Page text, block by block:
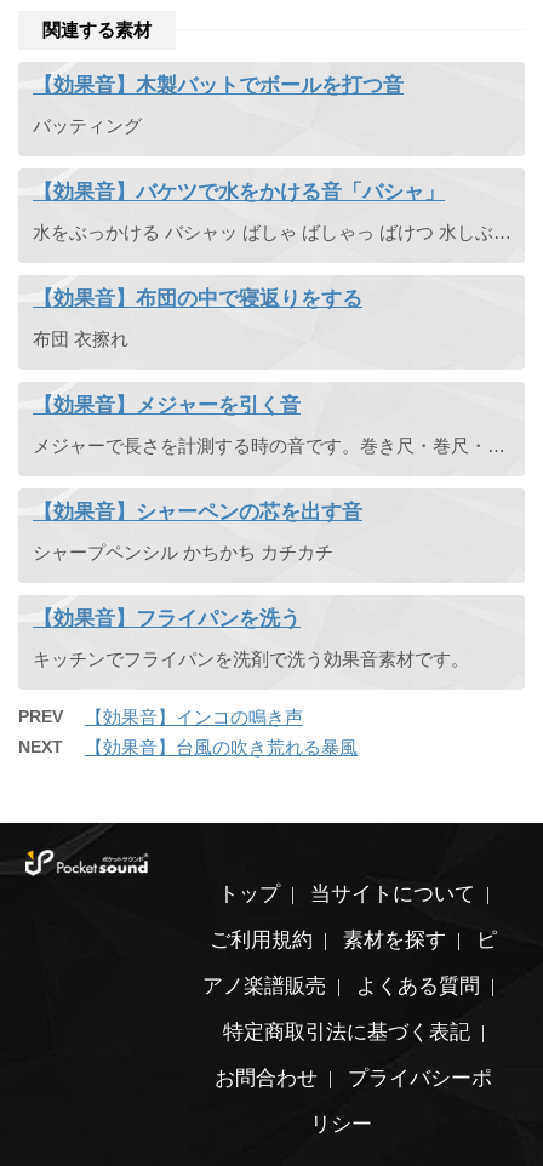
関連する素材
【効果音】木製バットでボールを打つ音
バッティング
【効果音】バケツで水をかける音「バシャ」
水をぶっかける バシャッ ばしゃ ばしゃっ ばけつ 水しぶき 水かける びしゃ ビシャッ
【効果音】布団の中で寝返りをする
布団 衣擦れ
【効果音】メジャーを引く音
メジャーで長さを計測する時の音です。巻き尺・巻尺・コンベックス・スケール。身体測定。
【効果音】シャーペンの芯を出す音
シャープペンシル かちかち カチカチ
【効果音】フライパンを洗う
キッチンでフライパンを洗剤で洗う効果音素材です。
PREV 【効果音】インコの鳴き声
NEXT 【効果音】台風の吹き荒れる暴風
トップ
当サイトについて
ご利用規約
素材を探す
ピ
アノ楽譜販売
よくある質問
特定商取引法に基づく表記
お問合わせ
プライバシーポ
リシー